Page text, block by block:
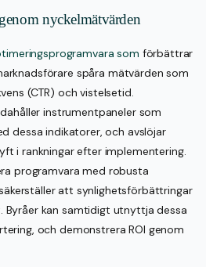
nyckelmätvärden
som förbättrar
spåra mätvärden som
(CTR) och vistelsetid.
instrumentpaneler som
dessa indikatorer, och avslöjar
i rankningar efter implementering.
programvara med robusta
att synlighetsförbättringar
kan samtidigt utnyttja dessa
och demonstrera ROI genom